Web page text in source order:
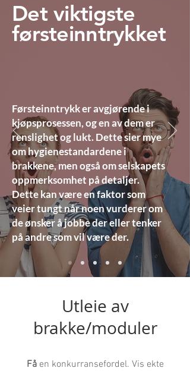
Det viktigste
førsteinntrykket
Førsteinntrykk er avgjørende i
kjøpsprosessen, og en av dem er
renslighet og lukt. Dette sier mye
om hygienestandardene i
brakkene, men også om selskapets
oppmerksomhet på detaljer.
Dette kan være en faktor som
veier tungt når noen vurderer om
de ønsker å jobbe der eller tenker
på andre som vil være der.
Utleie av
brakke/moduler
Fåen konkurransefordel. Vis ekte